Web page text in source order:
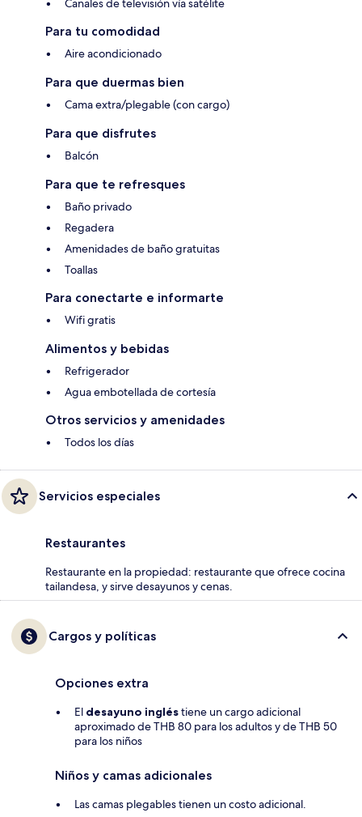
Canales de televisión vía satélite
Para tu comodidad
Aire acondicionado
Para que duermas bien
Cama extra/plegable (con cargo)
Para que disfrutes
Balcón
Para que te refresques
Baño privado
Regadera
Amenidades de baño gratuitas
Toallas
Para conectarte e informarte
Wifi gratis
Alimentos y bebidas
Refrigerador
Agua embotellada de cortesía
Otros servicios y amenidades
Todos los días
Servicios especiales
Restaurantes
Restaurante en la propiedad: restaurante que ofrece cocina
tailandesa, y sirve desayunos y cenas.
Cargos y políticas
Opciones extra
El desayuno ingléstiene un cargo adicional
aproximado de THB 80 para los adultos y de THB 50
para los niños
Niños y camas adicionales
Las camas plegables tienen un costo adicional.